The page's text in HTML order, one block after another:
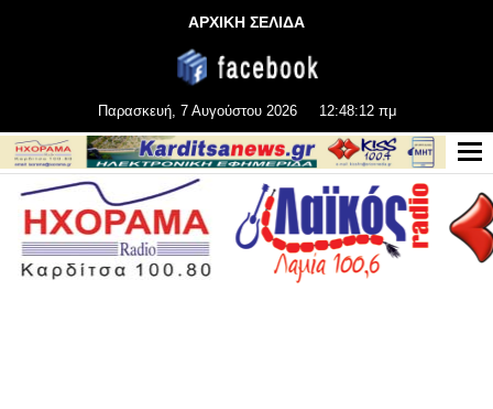
ΑΡΧΙΚΗ ΣΕΛΙΔΑ
Παρασκευή, 7 Αυγούστου 2026 12:48:12 πμ